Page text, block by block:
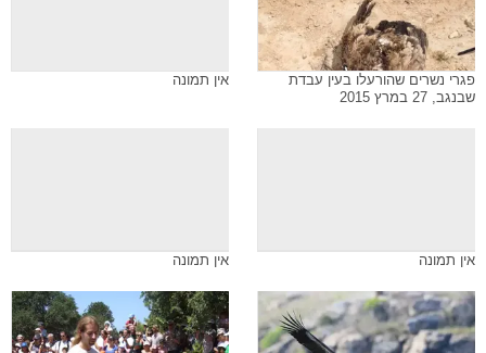
פגרי נשרים שהורעלו בעין עבדת
שבנגב, 27 במרץ 2015
אין תמונה
אין תמונה אין תמונה